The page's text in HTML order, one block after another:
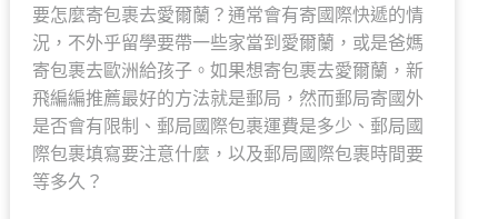
要怎麼寄包裹去愛爾蘭？通常會有寄國際快遞的情
況，不外乎留學要帶一些家當到愛爾蘭，或是爸媽
寄包裹去歐洲給孩子。如果想寄包裹去愛爾蘭，新
飛編編推薦最好的方法就是郵局，然而郵局寄國外
是否會有限制、郵局國際包裹運費是多少、郵局國
際包裹填寫要注意什麼，以及郵局國際包裹時間要
等多久？